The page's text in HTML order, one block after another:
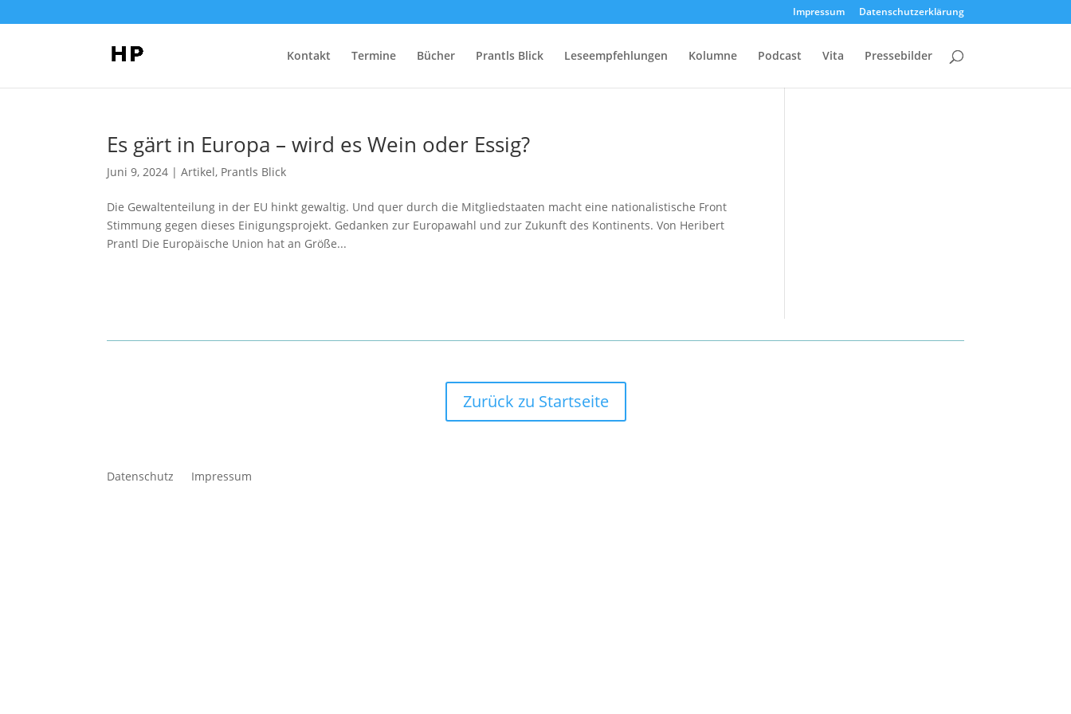
Impressum Datenschutzerklärung
Kontakt Termine Bücher Prantls Blick Leseempfehlungen Kolumne Podcast Vita Pressebilder
Es gärt in Europa – wird es Wein oder Essig?
Juni 9, 2024 |Artikel, Prantls Blick
Die Gewaltenteilung in der EU hinkt gewaltig. Und quer durch die Mitgliedstaaten macht eine nationalistische Front
Stimmung gegen dieses Einigungsprojekt. Gedanken zur Europawahl und zur Zukunft des Kontinents. Von Heribert
Prantl Die Europäische Union hat an Größe...
Zurück zu Startseite
Datenschutz Impressum